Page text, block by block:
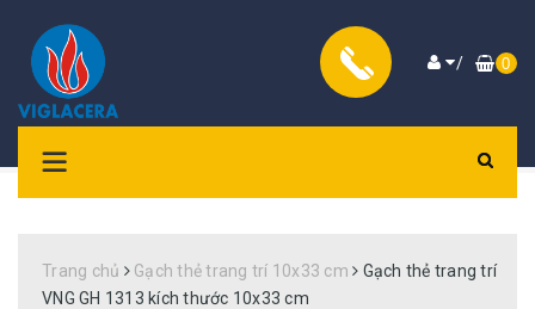
/ 0
Trang chủ Gạch thẻ trang trí 10x33 cm
Gạch thẻ trang trí
VNG GH 1313 kích thước 10x33 cm